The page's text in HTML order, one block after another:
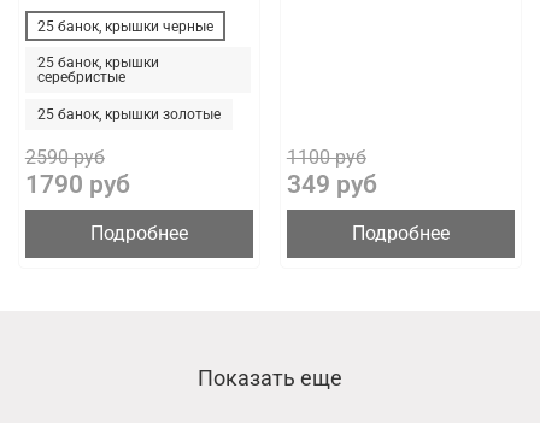
25 банок, крышки черные
25 банок, крышки
серебристые
25 банок, крышки золотые
2590 руб
1790 руб
Подробнее
1100 руб
349 руб
Подробнее
Показать еще